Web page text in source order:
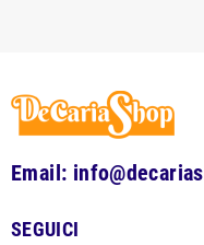
Email:
SEGUICI